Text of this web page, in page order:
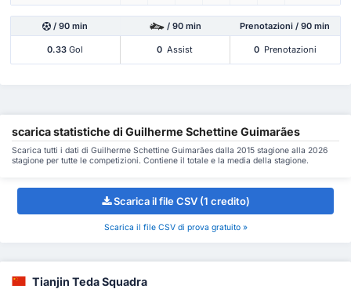
/ 90 min / 90 min Prenotazioni / 90 min
0.33 Gol 0 Assist 0 Prenotazioni
scarica statistiche di Guilherme Schettine Guimarães
Scarica tutti i dati di Guilherme Schettine Guimarães dalla 2015 stagione alla 2026
stagione per tutte le competizioni. Contiene il totale e la media della stagione.
Scarica il file CSV (1 credito)
Scarica il file CSV di prova gratuito »
Tianjin Teda Squadra